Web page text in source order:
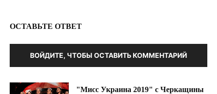
ОСТАВЬТЕ ОТВЕТ
ВОЙДИТЕ, ЧТОБЫ ОСТАВИТЬ КОММЕНТАРИЙ
"Мисс Украина 2019" с Черкащины